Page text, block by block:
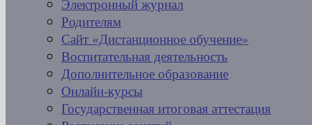
Электронный журнал
Родителям
Сайт «Дистанционное обучение»
Воспитательная деятельность
Дополнительное образование
Онлайн-курсы
Государственная итоговая аттестация